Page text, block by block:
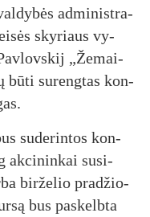
ad­mi­nist­ra­
sky­riaus vy­
„Že­mai­
bū­ti su­reng­tas kon­
su­de­rin­tos kon­
ak­ci­nin­kai su­si­
bir­že­lio pra­džio­
bus pa­skelb­ta